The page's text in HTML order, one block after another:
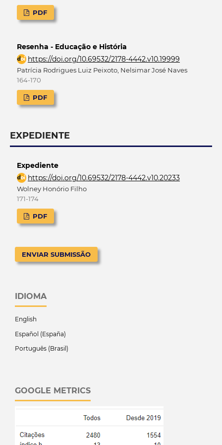
PDF
Resenha - Educação e História
https://doi.org/10.69532/2178-4442.v10.19999
Patrícia Rodrigues Luiz Peixoto, Nelsimar José Naves
164-170
PDF
EXPEDIENTE
Expediente
https://doi.org/10.69532/2178-4442.v10.20233
Wolney Honório Filho
171-174
PDF
ENVIAR SUBMISSÃO
IDIOMA
English
Español (España)
Português (Brasil)
GOOGLE METRICS